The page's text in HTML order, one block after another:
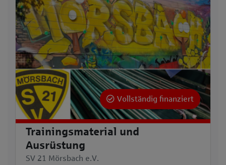
Vollständig finanziert
Trainingsmaterial und
Ausrüstung
SV 21 Mörsbach e.V.